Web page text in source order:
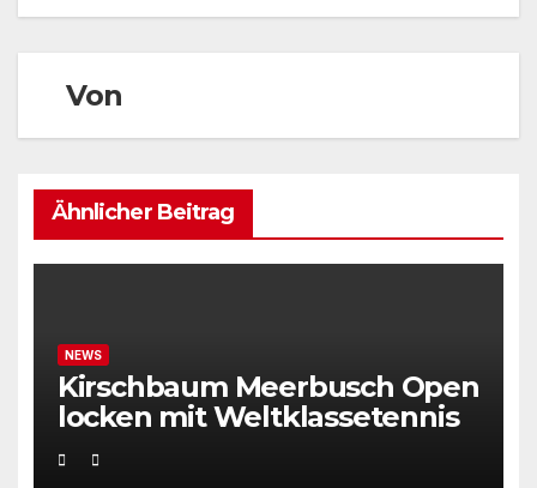
Von
Ähnlicher Beitrag
NEWS
Kirschbaum Meerbusch Open
locken mit Weltklassetennis